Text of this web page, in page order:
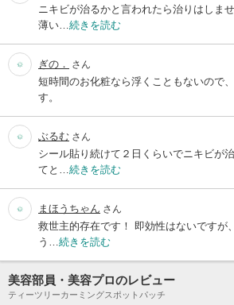
ニキビが治るかと言われたら治りはしま
薄い… 続きを読む
ぎの． さん
短時間のお化粧なら浮くこともないので
す。
ぶるむ さん
シール貼り続けて２日くらいでニキビが
てと… 続きを読む
まほうちゃん さん
救世主的存在です！ 即効性はないですが
う… 続きを読む
美容部員・美容プロのレビュー
ティーツリーカーミングスポットパッチ